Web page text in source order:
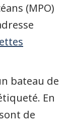
(MPO)
bateau de
En
de